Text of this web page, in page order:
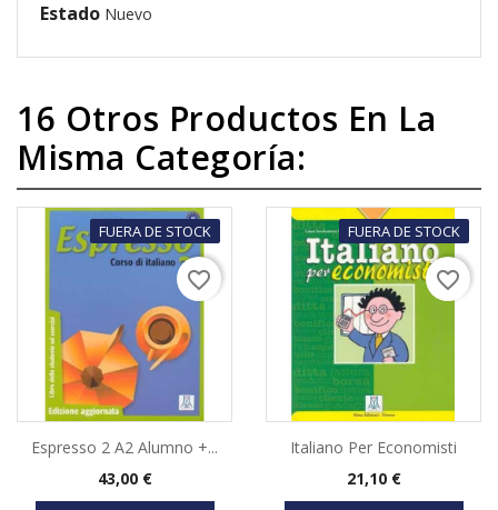
Estado Nuevo
16 Otros Productos En La
Misma Categoría:
FUERA DE STOCK
Espresso 2 A2 Alumno +...
Precio
43,00 €
favorite_border
FUERA DE STOCK
Italiano Per Economisti
Precio
21,10 €
favorite_border